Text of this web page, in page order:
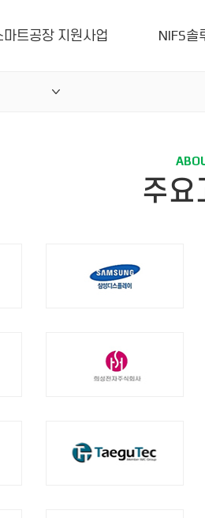
마트공장 지원사업 NIFS솔
주요